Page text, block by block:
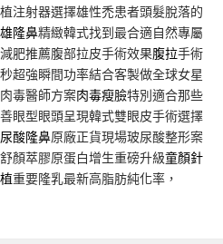
注射器選擇雄性禿患者頭髮脫落的
隆鼻精緻韓式找到最合適自然專屬
肥推薦腹部拉皮手術效果腹拉手術
超強瞬間功率結合客製做全球女星
毒醫師方案肉毒瘦臉特別適合那些
眼型眼頭呈現韓式雙眼皮手術選擇
酸隆鼻原廠正貨現場玻尿酸整形案
顏萃膠原蛋白增生重磅升級童顏針
重要隆乳最新高脂肪純化率，